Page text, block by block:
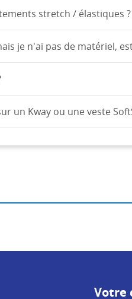
stretch / élastiques ?
je n'ai pas de matériel,
un Kway ou une veste
Votre